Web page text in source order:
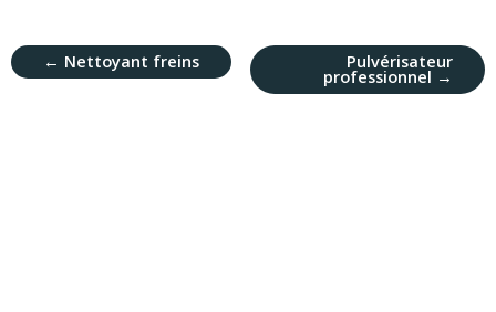
← Nettoyant freins Pulvérisateur
professionnel →